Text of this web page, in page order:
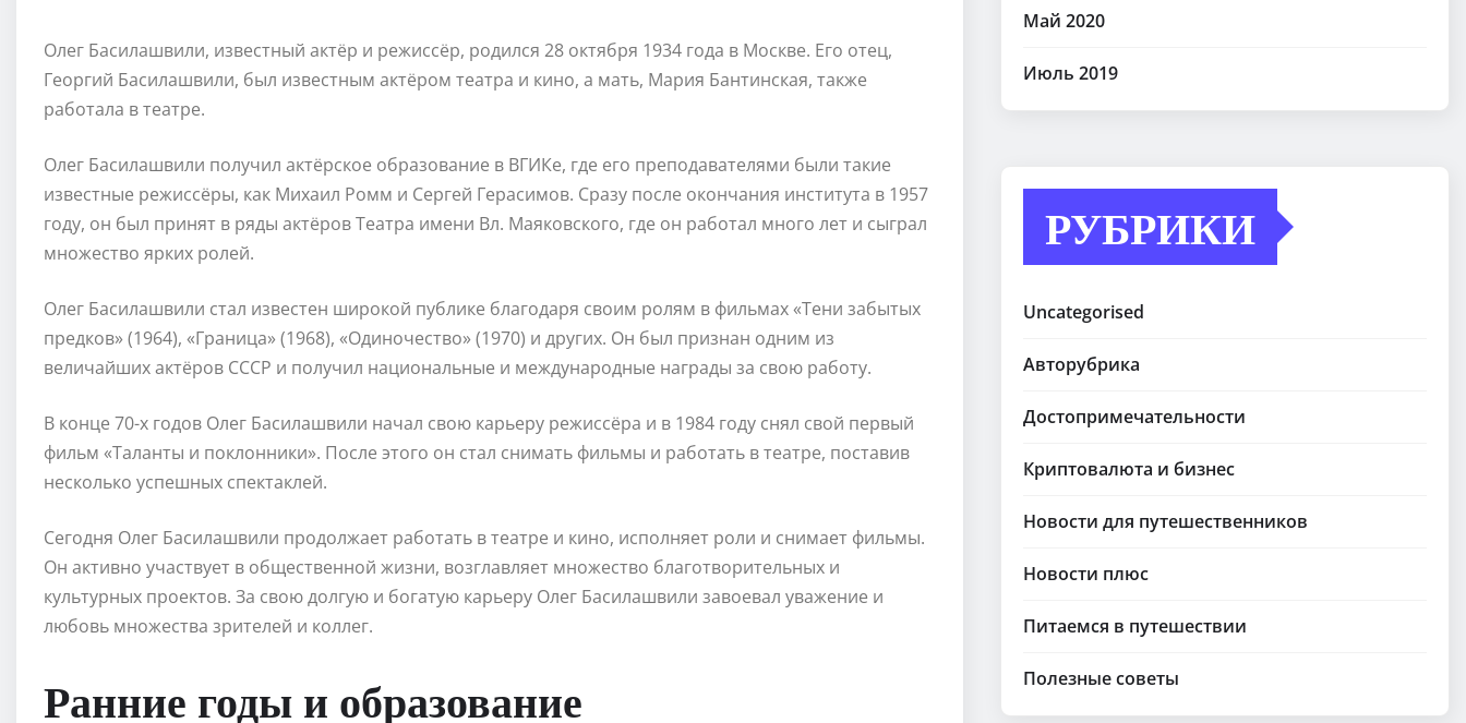
Олег Басилашвили, известный актёр и режиссёр, родился 28 октября 1934 года в Москве. Его отец,
Георгий Басилашвили, был известным актёром театра и кино, а мать, Мария Бантинская, также
работала в театре.
Олег Басилашвили получил актёрское образование в ВГИКе, где его преподавателями были такие
известные режиссёры, как Михаил Ромм и Сергей Герасимов. Сразу после окончания института в 1957
году, он был принят в ряды актёров Театра имени Вл. Маяковского, где он работал много лет и сыграл
множество ярких ролей.
Олег Басилашвили стал известен широкой публике благодаря своим ролям в фильмах «Тени забытых
предков» (1964), «Граница» (1968), «Одиночество» (1970) и других. Он был признан одним из
величайших актёров СССР и получил национальные и международные награды за свою работу.
В конце 70-х годов Олег Басилашвили начал свою карьеру режиссёра и в 1984 году снял свой первый
фильм «Таланты и поклонники». После этого он стал снимать фильмы и работать в театре, поставив
несколько успешных спектаклей.
Сегодня Олег Басилашвили продолжает работать в театре и кино, исполняет роли и снимает фильмы.
Он активно участвует в общественной жизни, возглавляет множество благотворительных и
культурных проектов. За свою долгую и богатую карьеру Олег Басилашвили завоевал уважение и
любовь множества зрителей и коллег.
Ранние годы и образование
Май 2020
Июль 2019
РУБРИКИ
Uncategorised
Авторубрика
Достопримечательности
Криптовалюта и бизнес
Новости для путешественников
Новости плюс
Питаемся в путешествии
Полезные советы